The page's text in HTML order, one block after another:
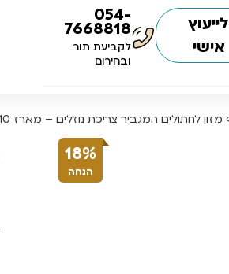
054-
7668818
לקביעת תור
ובחירום
לייעוץ
אישי
18%
הנחה